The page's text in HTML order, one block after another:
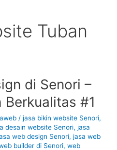
Tuban
di Senori –
Berkualitas #1
/jasa bikin website Senori,
desain website Senori,jasa
web design Senori,jasa web
builder di Senori,web